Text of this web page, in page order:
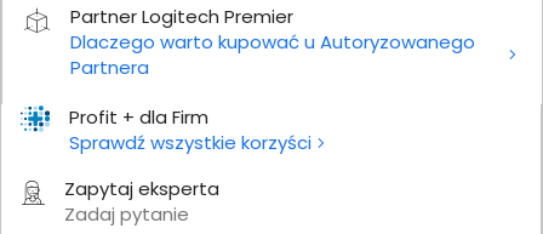
Profit + dla Firm
Sprawdź wszystkie korzyści
Zapytaj eksperta
Zadaj pytanie
Partner Logitech Premier
Dlaczego warto kupować u Autoryzowanego
Partnera